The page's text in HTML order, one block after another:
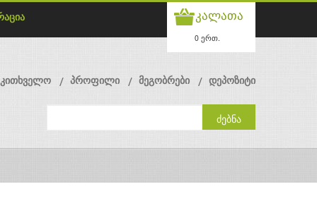
კალათა
0 ერთ.
პროფილი მეგობრები დეპოზიტი